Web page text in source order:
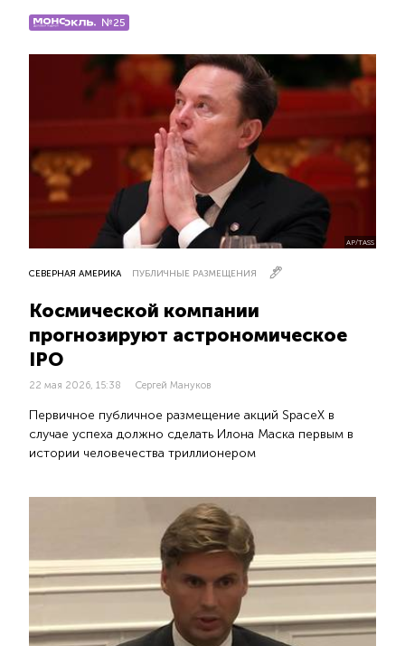
№25
AP/TASS
СЕВЕРНАЯ АМЕРИКА ПУБЛИЧНЫЕ РАЗМЕЩЕНИЯ
Космической компании
прогнозируют астрономическое
IPO
22 мая 2026, 15:38 Сергей Мануков
Первичное публичное размещение акций SpaceX в
случае успеха должно сделать Илона Маска первым в
истории человечества триллионером